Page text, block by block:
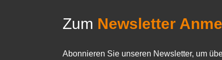
Zum Newsletter
Abonnieren Sie unseren Newsletter, um